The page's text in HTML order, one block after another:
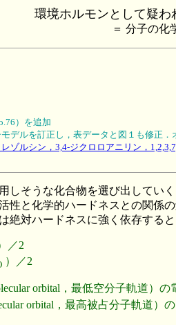
環境ホルモンとして疑
＝ 分子の化
）を追加
デルを訂正し，表データと図１も修正
ゾルシン，3,4-ジクロロアニリン，
そうな化合物を選び出してい
性と化学的ハードネスとの関係
絶対ハードネスに強く依存する
／2
）／2
orbital，最低空分子軌道）
orbital，最高被占分子軌道）